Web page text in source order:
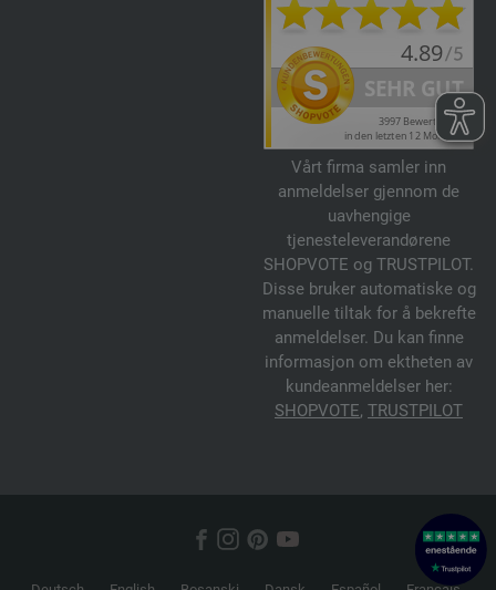
Vårt firma samler inn
anmeldelser gjennom de
uavhengige
tjenesteleverandørene
SHOPVOTE og TRUSTPILOT.
Disse bruker automatiske og
manuelle tiltak for å bekrefte
anmeldelser. Du kan finne
informasjon om ektheten av
kundeanmeldelser her:
SHOPVOTE, TRUSTPILOT